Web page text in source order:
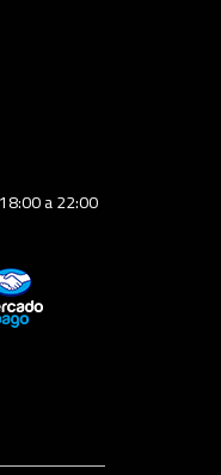
a 22:00